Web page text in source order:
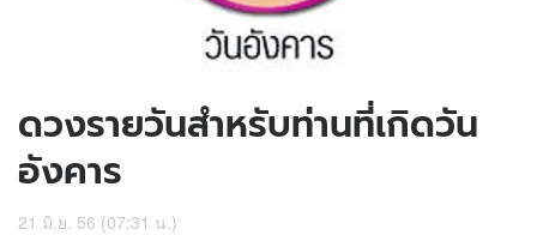
ดวงรายวันสำหรับท่านที่เกิดวัน
อังคาร
21 มิ.ย. 56 (07:31 น.)